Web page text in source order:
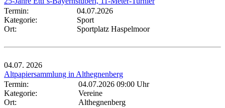
Termin:
04.07.2026
Kategorie:
Sport
Ort:
Sportplatz Haspelmoor
04.07. 2026
Altpapiersammlung in Althegnenberg
Termin:
04.07.2026 09:00 Uhr
Kategorie:
Vereine
Ort:
Althegnenberg